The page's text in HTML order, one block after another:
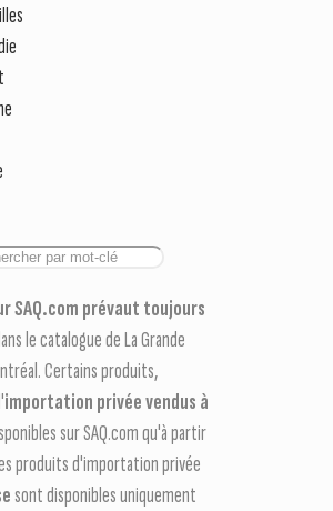
SAQ.com prévaut toujours
le catalogue de La Grande
Certains produits,
importation privée vendus à
sur SAQ.com qu'à partir
produits d'importation privée
sont disponibles uniquement